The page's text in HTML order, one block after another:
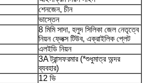
শেনজেন, চীন
ভাস্তেন
8 মিমি সাদা, হলুদ সিলিকা জেল নেতৃত্বে
নিয়ন ফ্লেক্স টিউব, এক্রাইলিক প্লেট
এলইডি নিয়ন
3A ট্রান্সফরমার (*শুধুমাত্র অন্দর
ব্যবহার)
12 ভি